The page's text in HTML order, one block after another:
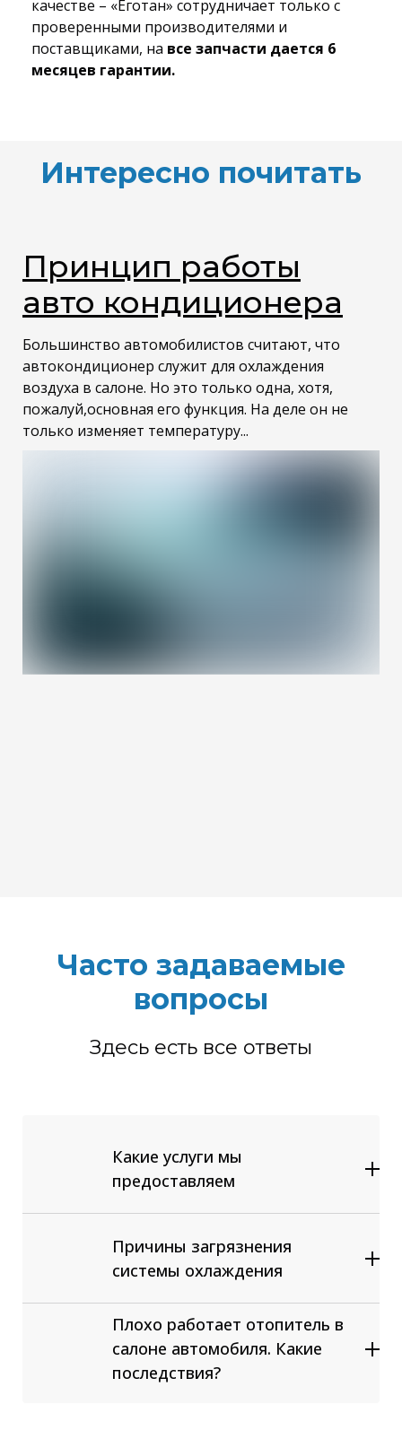
качестве – «Еготан» сотрудничает только с
проверенными производителями и
поставщиками, на все запчасти дается 6
месяцев гарантии.
Интересно почитать
Принцип работы
авто кондиционера
Большинство автомобилистов считают, что
автокондиционер служит для охлаждения
воздуха в салоне. Но это только одна, хотя,
пожалуй,основная его функция. На деле он не
только изменяет температуру...
Часто задаваемые
вопросы
Здесь есть все ответы
Какие услуги мы
предоставляем
автомобилей любых марок
Аппаратная промывка радиатора
Ремонт / Замена радиатора печки
Замена любых компонентов
системы охлаждения и отопления:
Причины загрязнения
системы охлаждения
Плохо работает отопитель в
салоне автомобиля. Какие
последствия?